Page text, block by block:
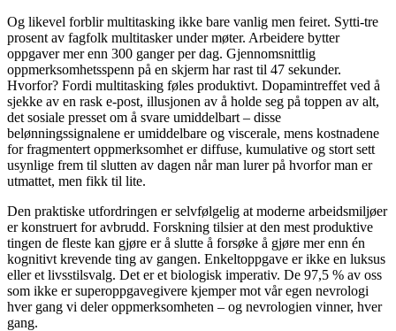
Og likevel forblir multitasking ikke bare vanlig men feiret. Sytti-tre
prosent av fagfolk multitasker under møter. Arbeidere bytter
oppgaver mer enn 300 ganger per dag. Gjennomsnittlig
oppmerksomhetsspenn på en skjerm har rast til 47 sekunder.
Hvorfor? Fordi multitasking føles produktivt. Dopamintreffet ved å
sjekke av en rask e-post, illusjonen av å holde seg på toppen av alt,
det sosiale presset om å svare umiddelbart – disse
belønningssignalene er umiddelbare og viscerale, mens kostnadene
for fragmentert oppmerksomhet er diffuse, kumulative og stort sett
usynlige frem til slutten av dagen når man lurer på hvorfor man er
utmattet, men fikk til lite.
Den praktiske utfordringen er selvfølgelig at moderne arbeidsmiljøer
er konstruert for avbrudd. Forskning tilsier at den mest produktive
tingen de fleste kan gjøre er å slutte å forsøke å gjøre mer enn én
kognitivt krevende ting av gangen. Enkeltoppgave er ikke en luksus
eller et livsstilsvalg. Det er et biologisk imperativ. De 97,5 % av oss
som ikke er superoppgavegivere kjemper mot vår egen nevrologi
hver gang vi deler oppmerksomheten – og nevrologien vinner, hver
gang.